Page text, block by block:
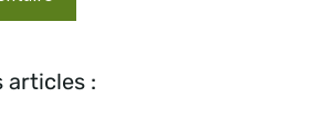
articles :